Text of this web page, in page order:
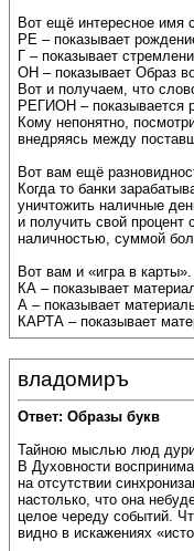
Вот ещё интересное имя
РЕ – показывает
Г – показывает
ОН – показывает Образ
Вот и получаем, что
РЕГИОН – показывается
Кому непонятно,
внедряясь между
Вот вам ещё
Когда то банки
уничтожить наличные
и получить свой
наличностью, суммой
Вот вам и «игра в карты».
КА – показывает
А – показывает
КАРТА – показывает
владомиръ
Ответ: Образы букв
Тайною мыслью люд
В Духовности
на отсутствии
настолько, что она
целое череду событий.
видно в искажениях